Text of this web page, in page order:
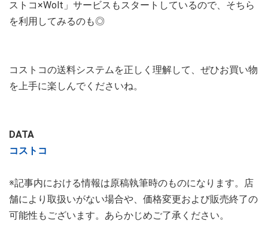
ストコ×Wolt」サービスもスタートしているので、そちら
を利用してみるのも◎
コストコの送料システムを正しく理解して、ぜひお買い物
を上手に楽しんでくださいね。
DATA
コストコ
※記事内における情報は原稿執筆時のものになります。店
舗により取扱いがない場合や、価格変更および販売終了の
可能性もございます。あらかじめご了承ください。